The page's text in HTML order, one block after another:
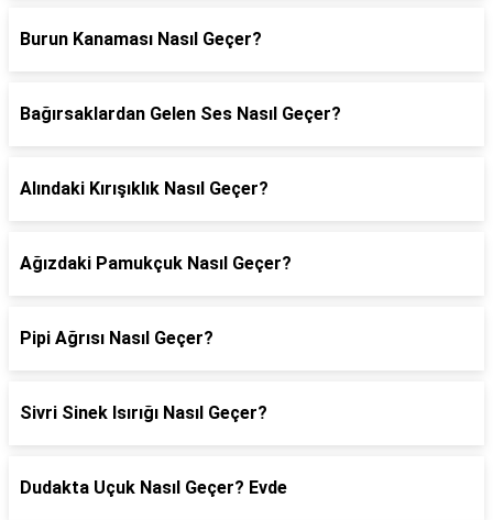
Burun Kanaması Nasıl Geçer?
Bağırsaklardan Gelen Ses Nasıl Geçer?
Alındaki Kırışıklık Nasıl Geçer?
Ağızdaki Pamukçuk Nasıl Geçer?
Pipi Ağrısı Nasıl Geçer?
Sivri Sinek Isırığı Nasıl Geçer?
Dudakta Uçuk Nasıl Geçer? Evde